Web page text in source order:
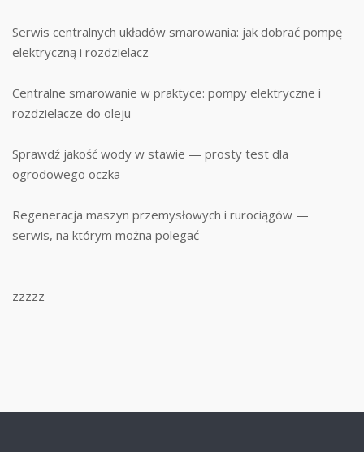
Serwis centralnych układów smarowania: jak dobrać pompę
elektryczną i rozdzielacz
Centralne smarowanie w praktyce: pompy elektryczne i
rozdzielacze do oleju
Sprawdź jakość wody w stawie — prosty test dla
ogrodowego oczka
Regeneracja maszyn przemysłowych i rurociągów —
serwis, na którym można polegać
zzzzz